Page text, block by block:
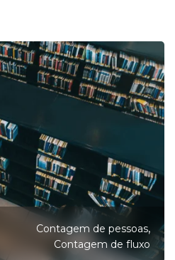
Contagem de pessoas,
Contagem de fluxo